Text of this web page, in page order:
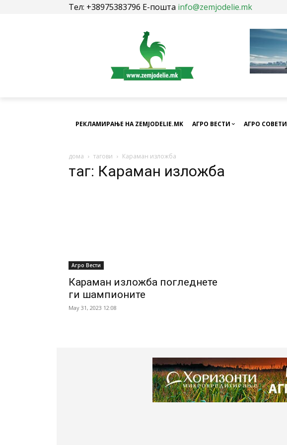
Тел: +38975383796 Е-пошта info@zemjodelie.mk
РЕКЛАМИРАЊЕ НА ZEMJODELIE.MK АГРО ВЕСТИ АГРО СОВЕТИ
дома тагови Караман изложба
таг: Караман изложба
Агро Вести
Караман изложба погледнете
ги шампионите
May 31, 2023 12:08